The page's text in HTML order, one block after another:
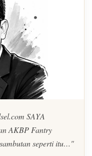
SAYA
AKBP Fantry
seperti itu…"